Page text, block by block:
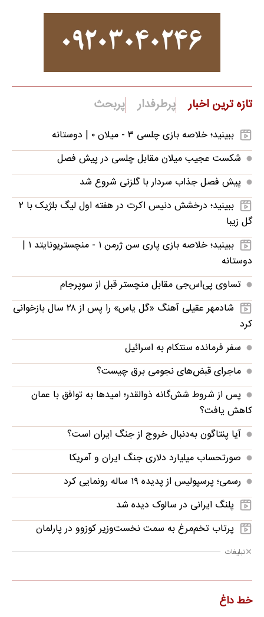
تازه ترین اخبار پرطرفدار پربحث
ببینید؛ خلاصه بازی چلسی ۳ - میلان ۰ | دوستانه
شکست عجیب میلان مقابل چلسی در پیش فصل
پیش فصل جذاب سردار با گلزنی شروع شد
ببینید؛ درخشش دنیس اکرت در هفته اول لیگ بلژیک با ۲
گل زیبا
ببینید؛ خلاصه بازی پاری سن ژرمن ۱ - منچستریونایتد ۱ |
دوستانه
تساوی پی‌اس‌جی مقابل منچستر قبل از سوپرجام
شادمهر عقیلی آهنگ «گل یاس» را پس از ۲۸ سال بازخوانی
کرد
سفر فرمانده سنتکام به اسرائیل
ماجرای قبض‌های نجومی برق چیست؟
پس از شروط شش‌گانه ذوالقدر؛ امیدها به توافق با عمان
کاهش یافت؟
آیا پنتاگون به‌دنبال خروج از جنگ ایران است؟
صورتحساب میلیارد دلاری جنگ ایران و آمریکا
رسمی؛ پرسپولیس از پدیده ۱۹ ساله رونمایی کرد
پلنگ ایرانی در سالوک دیده شد
پرتاب تخم‌مرغ به سمت نخست‌وزیر کوزوو در پارلمان
تبلیغات
خط داغ